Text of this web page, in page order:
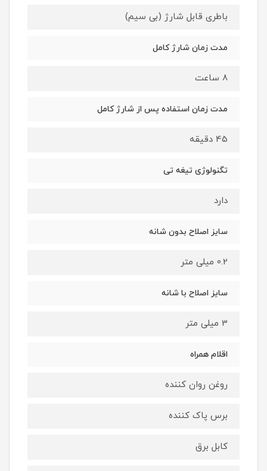
باطری قابل شارژ (بی سیم)
مدت زمان شارژ کامل
8 ساعت
مدت زمان استفاده پس از شارژ کامل
45 دقیقه
تگنولوژی تیغه تی
دارد
سایز اصلاح بدون شانه
0.2 میلی متر
سایز اصلاح با شانه
3 میلی متر
اقلام همراه
روغن روان کننده
برس پاک کننده
کابل برق